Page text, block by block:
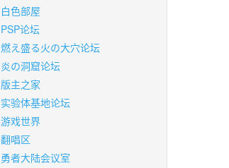
白色部屋
PSP论坛
燃え盛る火の大穴论坛
炎の洞窟论坛
版主之家
实验体基地论坛
游戏世界
翻唱区
勇者大陆会议室